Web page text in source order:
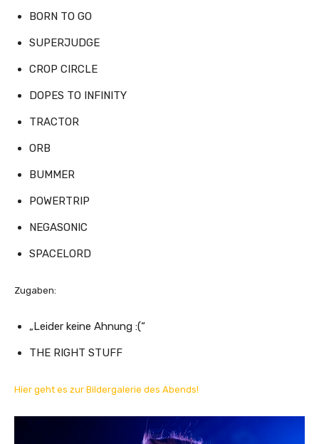
BORN TO GO
SUPERJUDGE
CROP CIRCLE
DOPES TO INFINITY
TRACTOR
ORB
BUMMER
POWERTRIP
NEGASONIC
SPACELORD
Zugaben:
„Leider keine Ahnung :(“
THE RIGHT STUFF
Hier geht es zur Bildergalerie des Abends!